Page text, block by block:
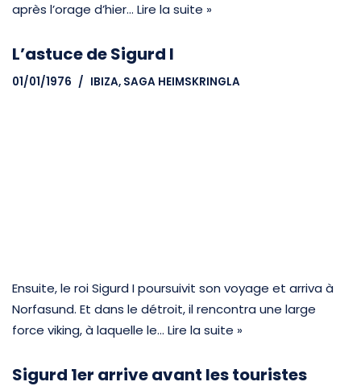
après l’orage d’hier… Lire la suite »
L’astuce de Sigurd I
01/01/1976 IBIZA, SAGA HEIMSKRINGLA
Ensuite, le roi Sigurd I poursuivit son voyage et arriva à
Norfasund. Et dans le détroit, il rencontra une large
force viking, à laquelle le… Lire la suite »
Sigurd 1er arrive avant les touristes